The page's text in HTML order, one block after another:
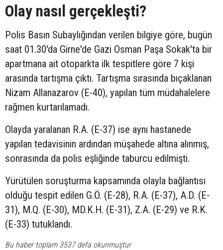
Olay nasıl gerçekleşti?
Polis Basın Subaylığından verilen bilgiye göre, bugün
saat 01.30'da Girne'de Gazi Osman Paşa Sokak'ta bir
apartmana ait otoparkta ilk tespitlere göre 7 kişi
arasında tartışma çıktı. Tartışma sırasında bıçaklanan
Nizam Allanazarov (E-40), yapılan tüm müdahalelere
rağmen kurtarılamadı.
Olayda yaralanan R.A. (E-37) ise aynı hastanede
yapılan tedavisinin ardından müşahede altına alınmış,
sonrasında da polis eşliğinde taburcu edilmişti.
Yürütülen soruşturma kapsamında olayla bağlantısı
olduğu tespit edilen G.Ö. (E-28), R.A. (E-37), A.D. (E-
31), M.Q. (E-30), MD.K.H. (E-31), Z.A. (E-29) ve R.K.
(E-33) tutuklandı.
Bu haber toplam 3537 defa okunmuştur